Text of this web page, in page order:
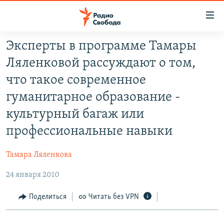
упрощенного
доступа
основному
содержанию
Вернутся
главной
навигации
Вернутся
поиску
ПРОГРАММЫ
АВТОРСКИЕ ПРОЕКТЫ
ЦИТАТЫ СВОБОДЫ
МНЕНИЯ
IDEL.РЕАЛИИ
КАВКАЗ.РЕАЛИИ
СЕВЕР.РЕАЛИИ
Эксперты в программе Тамары
Ляленковой рассуждают о том,
что такое современное
гуманитарное образование -
культурный багаж или
профессиональные навыки
Тамара Ляленкова
24 января 2010
Поделиться Читать без VPN